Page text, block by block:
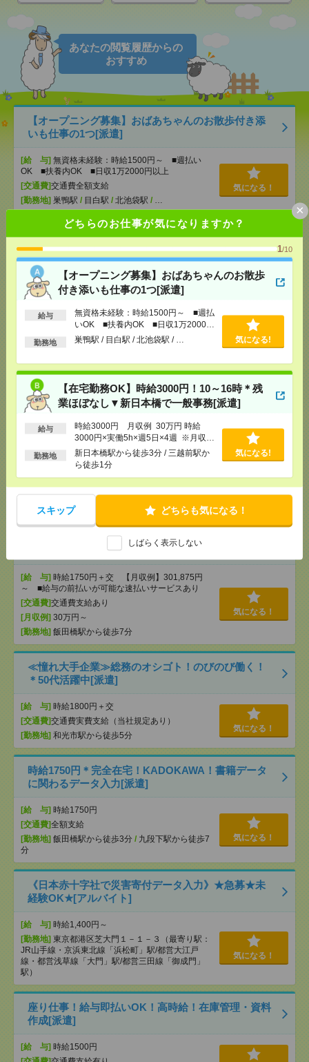
どちらのお仕事が気になりますか？
1/10
【オープニング募集】おばあちゃんのお散歩
付き添いも仕事の1つ[派遣]
給与
無資格未経験：時給1500円～ ■週払
いOK ■扶養内OK ■日収1万2000円
以上
勤務地 巣鴨駅 / 目白駅 / 北池袋駅 / … 気になる!
【在宅勤務OK】時給3000円！10～16時＊残
業ほぼなし▼新日本橋で一般事務[派遣]
給与
時給3000円 月収例 30万円 時給
3000円×実働5h×週5日×4週 ※月収例
を保証するものではありません。※給
与即受取りサービス利用可（利用条件
勤務地
新日本橋駅から徒歩3分 / 三越前駅か
ら徒歩1分
気になる!
スキップ どちらも気になる！
しばらく表示しない
×
あなたの閲覧履歴からの
おすすめ
【オープニング募集】おばあちゃんのお散歩付き添
いも仕事の1つ[派遣]
[給 与] 無資格未経験：時給1500円～ ■週払い
OK ■扶養内OK ■日収1万2000円以上
[交通費]交通費全額支給
[勤務地] 巣鴨駅 / 目白駅 / 北池袋駅 / …
気になる！
【在宅勤務OK】時給3000円！10～16時＊残業ほぼな
し▼新日本橋で一般事務[派遣]
[給 与]
時給3000円 月収例 30万円 時給3000円×
実働5h×週5日×4週 ※月収例を保証するものではあ
りません。※給与即受取りサービス利用可（利用条
[交通費]1ヶ月3万円を上限として実費支給
[月収例] 30万円～
歩1分
気になる！
時給1850円＊返却済みICカードと貸出カードの管理
など入館対応などの受付！[派遣]
時給1850円＋交 【月収例】403,916円
～ ■給与の前払いが可能な速払いサービスあり
[交通費] 交通費支給あり
[月収例]30万円～
気になる！
時給1750円！人気の学校勤務＊基本16時まで＊書類
の封入など学校事務！12月迄[派遣]
[給 与] 時給1750円＋交 【月収例】301,875円
～ ■給与の前払いが可能な速払いサービスあり
[交通費]交通費支給あり
[月収例] 30万円～
[勤務地] 飯田橋駅から徒歩7分
気になる！
≪憧れ大手企業≫総務のオシゴト！のびのび働く！
＊50代活躍中[派遣]
[給 与] 時給1800円＋交
[交通費]交通費実費支給（当社規定あり）
[勤務地] 和光市駅から徒歩5分
気になる！
時給1750円＊完全在宅！KADOKAWA！書籍データ
に関わるデータ入力[派遣]
[給 与] 時給1750円
[交通費]全額支給
[勤務地] 飯田橋駅から徒歩3分 / 九段下駅から徒歩7
分
気になる！
《日本赤十字社で災害寄付データ入力》★急募★未
経験OK★[アルバイト]
[給 与] 時給1,400円～
[勤務地] 東京都港区芝大門１－１－３（最寄り駅：
JR山手線・京浜東北線「浜松町」駅/都営大江戸
線・都営浅草線「⼤⾨」駅/都営三田線「御成⾨」
駅）
気になる！
座り仕事！給与即払いOK！高時給！在庫管理・資料
作成[派遣]
[給 与] 時給1500円